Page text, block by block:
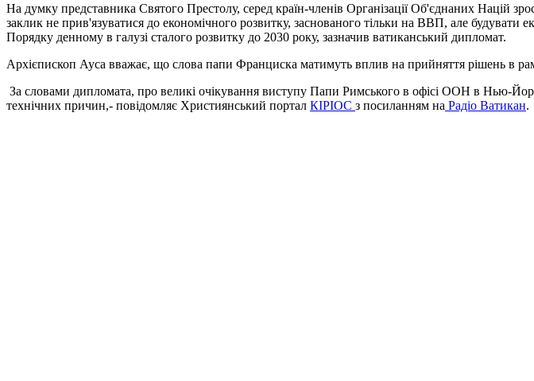
На думку представника Святого Престолу, серед країн-членів Організації Об'єднаних Націй
заклик не прив'язуватися до економічного розвитку, заснованого тільки на ВВП, але
Порядку денному в галузі сталого розвитку до 2030 року, зазначив ватиканський дипломат.
Архієпископ Ауса вважає, що слова папи Франциска матимуть вплив на прийняття рішень в
За словами дипломата, про великі очікування виступу Папи Римського в офісі ООН в Нью-
технічних причин,- повідомляє Християнський портал КІРІОС з посиланням на Радіо Ватикан.